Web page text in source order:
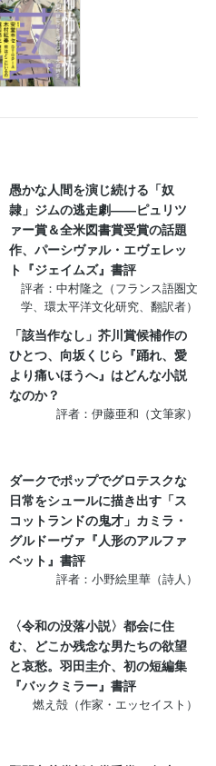
愚かな人間を演じ続ける「奴
隷」ジムの逃走劇――ピュリツ
ァー賞＆全米図書賞受賞の話題
作、パーシヴァル・エヴェレッ
ト『ジェイムズ』書評
評者：中村隆之（フランス語圏文
学、環太平洋文化研究、翻訳者）
「該当作なし」芥川賞候補作の
ひとつ、向坂くじら『踊れ、愛
より痛いほうへ』はどんな小説
なのか？
評者：伊藤亜和（文筆家）
ダークでポップでグロテスクな
日常をシュールに描き出す「ス
コットランドの鬼才」カミラ・
グルドーヴァ『人形のアルファ
ベット』書評
評者：小野絵里華（詩人）
〈令和の没落小説〉都会に住
む、どこか残念な男たちの欲望
と哀愁。羽田圭介、初の短編集
『バックミラー』書評
燃え殻（作家・エッセイスト）